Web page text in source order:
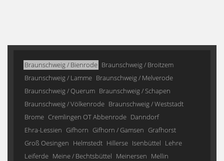
Braunschweig / Bienrode Braunschweig / Broitzem
Braunschweig / Lamme Braunschweig / Melverode
Braunschweig / Querum Braunschweig / Schapen
Braunschweig / Völkenrode Braunschweig / Weststadt
Brome Cremlingen OT Abbenrode Danndorf
Ehra-Lessien Gifhorn Gifhorn / Gamsen Grafhorst
Groß Oesingen Helmstedt Hillerse Isenbüttel Lehre
Leiferde Meine / Bechtsbüttel Meinersen Mellin